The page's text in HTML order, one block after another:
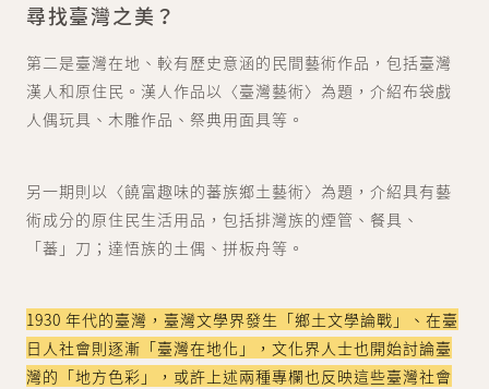
尋找臺灣之美？
第二是臺灣在地、較有歷史意涵的民間藝術作品，包括臺灣
漢人和原住民。漢人作品以〈臺灣藝術〉為題，介紹布袋戲
人偶玩具、木雕作品、祭典用面具等。
另一期則以〈饒富趣味的蕃族鄉土藝術〉為題，介紹具有藝
術成分的原住民生活用品，包括排灣族的煙管、餐具、
「蕃」刀；達悟族的土偶、拼板舟等。
1930 年代的臺灣，臺灣文學界發生「鄉土文學論戰」、在臺
日人社會則逐漸「臺灣在地化」，文化界人士也開始討論臺
灣的「地方色彩」，或許上述兩種專欄也反映這些臺灣社會